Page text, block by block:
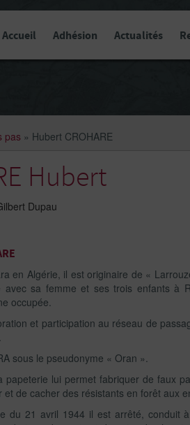
Accueil Adhésion Actualités
pas » Hubert CROHARE
Hubert
Dupau
en Algérie, il est originaire de «
avec sa femme et ses trois enfants
occupée.
et participation au réseau de
sous le pseudonyme « Oran ».
papeterie lui permet fabriquer de faux
et de cacher des résistants en forêt aux
du 21 avril 1944 il est arrêté, conduit